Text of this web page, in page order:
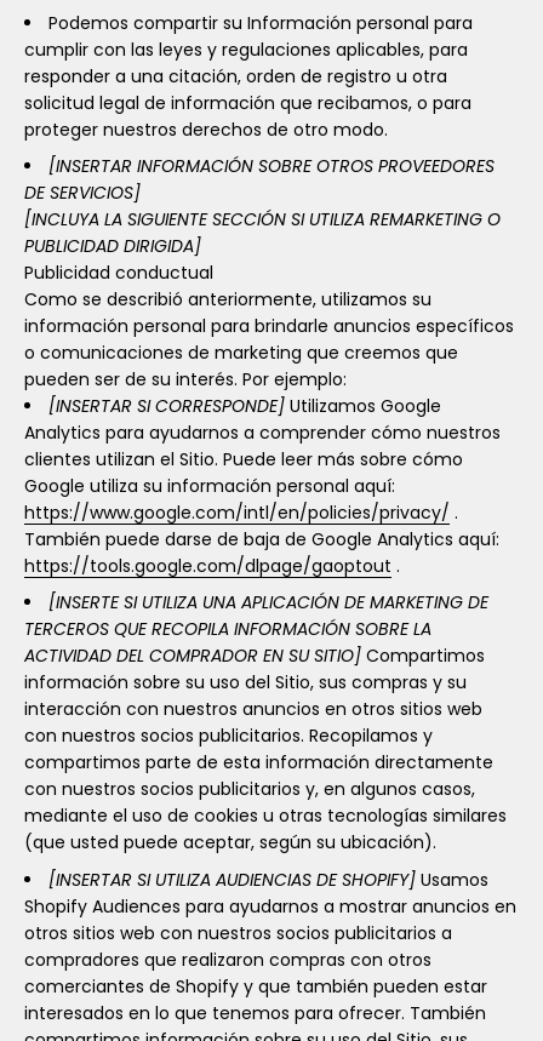
Podemos compartir su Información personal para
cumplir con las leyes y regulaciones aplicables, para
responder a una citación, orden de registro u otra
solicitud legal de información que recibamos, o para
proteger nuestros derechos de otro modo.
[INSERTAR INFORMACIÓN SOBRE OTROS PROVEEDORES
DE SERVICIOS]
[INCLUYA LA SIGUIENTE SECCIÓN SI UTILIZA REMARKETING O
PUBLICIDAD DIRIGIDA]
Publicidad conductual
Como se describió anteriormente, utilizamos su
información personal para brindarle anuncios específicos
o comunicaciones de marketing que creemos que
pueden ser de su interés. Por ejemplo:
[INSERTAR SI CORRESPONDE] Utilizamos Google
Analytics para ayudarnos a comprender cómo nuestros
clientes utilizan el Sitio. Puede leer más sobre cómo
Google utiliza su información personal aquí:
https://www.google.com/intl/en/policies/privacy/ .
También puede darse de baja de Google Analytics aquí:
https://tools.google.com/dlpage/gaoptout .
[INSERTE SI UTILIZA UNA APLICACIÓN DE MARKETING DE
TERCEROS QUE RECOPILA INFORMACIÓN SOBRE LA
ACTIVIDAD DEL COMPRADOR EN SU SITIO] Compartimos
información sobre su uso del Sitio, sus compras y su
interacción con nuestros anuncios en otros sitios web
con nuestros socios publicitarios. Recopilamos y
compartimos parte de esta información directamente
con nuestros socios publicitarios y, en algunos casos,
mediante el uso de cookies u otras tecnologías similares
(que usted puede aceptar, según su ubicación).
[INSERTAR SI UTILIZA AUDIENCIAS DE SHOPIFY] Usamos
Shopify Audiences para ayudarnos a mostrar anuncios en
otros sitios web con nuestros socios publicitarios a
compradores que realizaron compras con otros
comerciantes de Shopify y que también pueden estar
interesados ​​en lo que tenemos para ofrecer. También